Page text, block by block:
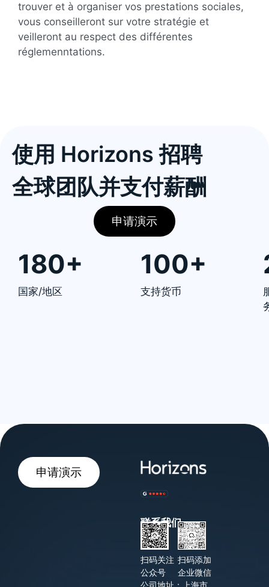
trouver et à organiser vos prestations sociales,
vous conseilleront sur votre stratégie et
veilleront au respect des différentes
réglemenntations.
使用 Horizons 招聘
全球团队并支付薪酬
申请演示
180+
国家/地区
100+
支持货币
申请演示
联系我们
扫码关注
公众号
扫码添加
企业微信
公司地址：上海市